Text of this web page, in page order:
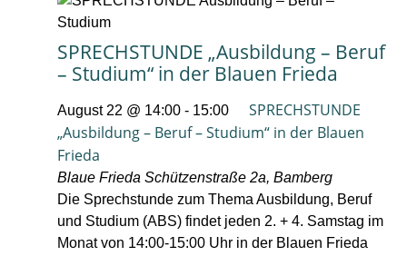
SPRECHSTUNDE „Ausbildung – Beruf
– Studium“ in der Blauen Frieda
August 22 @ 14:00 - 15:00
SPRECHSTUNDE
„Ausbildung – Beruf – Studium“ in der Blauen
Frieda
Blaue FriedaSchützenstraße 2a, Bamberg
Die Sprechstunde zum Thema Ausbildung, Beruf
und Studium (ABS) findet jeden 2. + 4. Samstag im
Monat von 14:00-15:00 Uhr in der Blauen Frieda